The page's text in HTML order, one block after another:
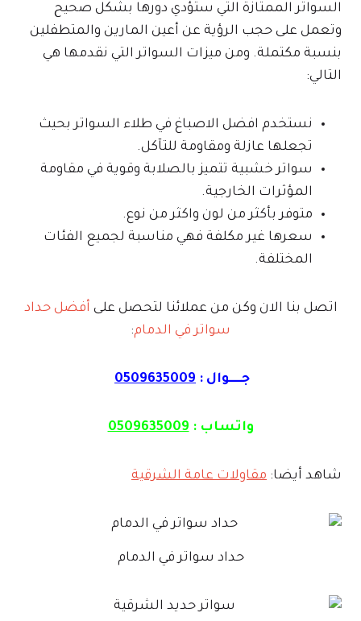
السواتر الممتازة التي ستؤدي دورها بشكل صحيح
وتعمل على حجب الرؤية عن أعين المارين والمتطفلين
بنسبة مكتملة. ومن ميزات السواتر التي نقدمها هي
التالي:
نستخدم افضل الاصباغ في طلاء السواتر بحيث
تجعلها عازلة ومقاومة للتآكل.
سواتر خشبية تتميز بالصلابة وقوية في مقاومة
المؤثرات الخارجية.
متوفر بأكثر من لون واكثر من نوع.
سعرها غير مكلفة فهي مناسبة لجميع الفئات
المختلفة.
اتصل بنا الان وكن من عملائنا لتحصل على أفضل حداد
سواتر في الدمام:
جـــــوال : 0509635009
واتساب :0509635009
شاهد أيضا: مقاولات عامة الشرقية
حداد سواتر في الدمام